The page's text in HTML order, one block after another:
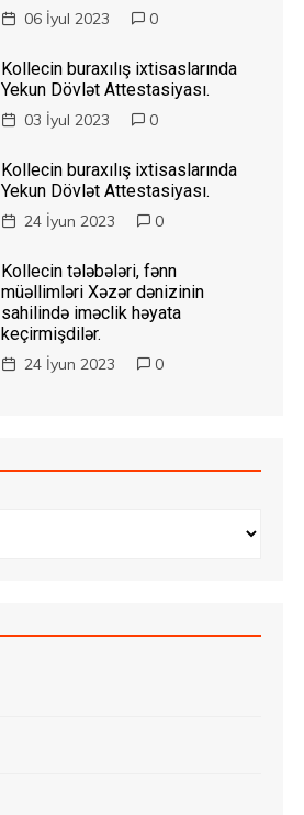
06 İyul 2023 0
Kollecin buraxılış ixtisaslarında
Yekun Dövlət Attestasiyası.
03 İyul 2023 0
Kollecin buraxılış ixtisaslarında
Yekun Dövlət Attestasiyası.
24 İyun 2023 0
Kollecin tələbələri, fənn
müəllimləri Xəzər dənizinin
sahilində iməclik həyata
keçirmişdilər.
24 İyun 2023 0